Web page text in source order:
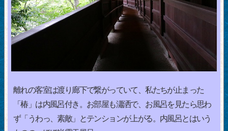
離れの客室は渡り廊下で繋がっていて、私たちが止まった
「椿」は内風呂付き。お部屋も瀟洒で、お風呂を見たら思わ
ず「うわっ、素敵」とテンションが上がる。内風呂とはいう